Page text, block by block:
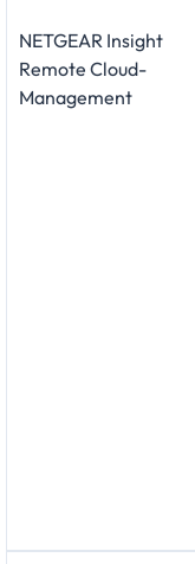
NETGEAR Insight
Remote Cloud-
Management